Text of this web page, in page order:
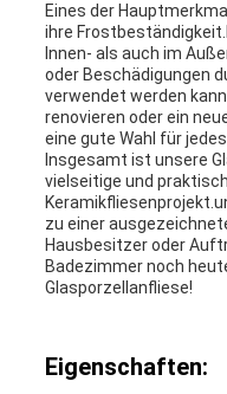
Eines der
ihre
Innen- als auch im
oder Beschädigungen
verwendet werden
renovieren oder ein
eine gute Wahl für
Insgesamt ist unsere
vielseitige und
zu einer
Hausbesitzer oder
Badezimmer noch
Glasporzellanfliese!
Eigenschaften: